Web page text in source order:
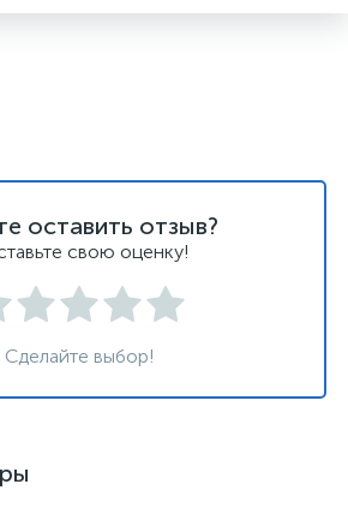
оставить отзыв?
свою оценку!
Сделайте выбор!